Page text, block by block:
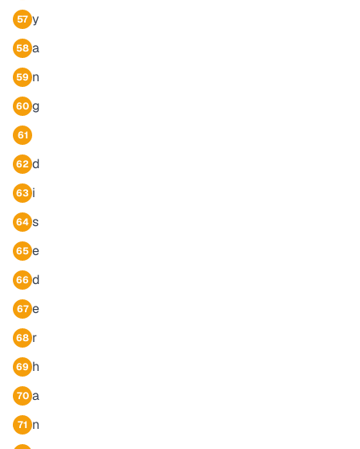
57 y
58 a
59 n
60 g
61
62 d
63 i
64 s
65 e
66 d
67 e
68 r
69 h
70 a
71 n